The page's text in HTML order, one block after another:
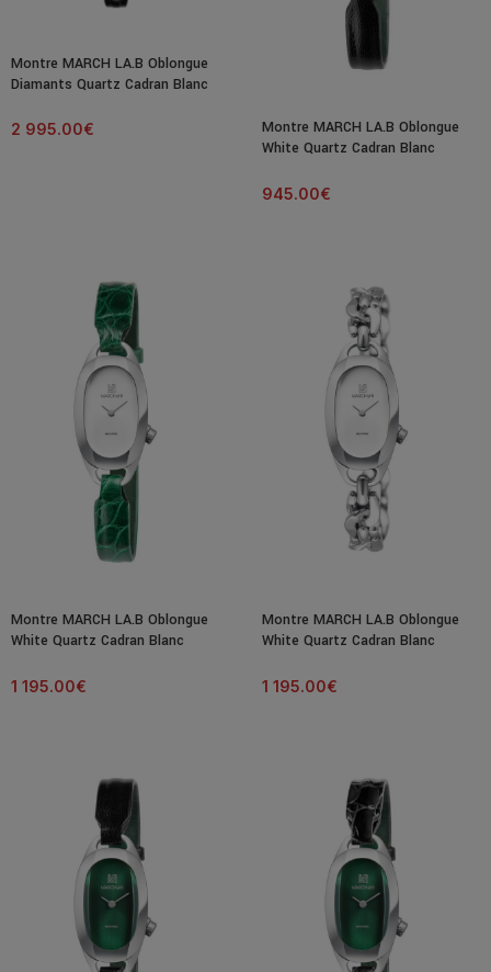
Montre MARCH LA.B Oblongue
Diamants Quartz Cadran Blanc
2 995.00€
Montre MARCH LA.B Oblongue
White Quartz Cadran Blanc
945.00€
Montre MARCH LA.B Oblongue
White Quartz Cadran Blanc
1 195.00€
Montre MARCH LA.B Oblongue
White Quartz Cadran Blanc
1 195.00€